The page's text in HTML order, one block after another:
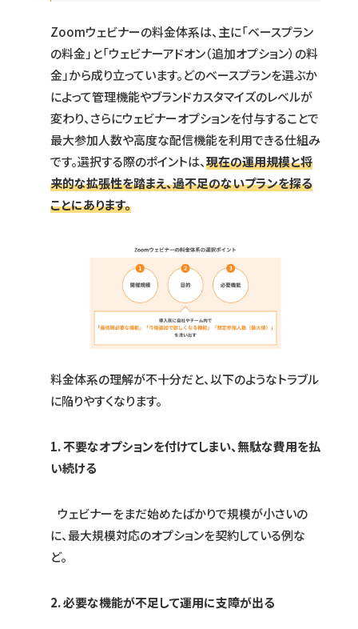
Zoomウェビナーの料金体系は、主に「ベースプラン
の料金」と「ウェビナーアドオン（追加オプション）の料
金」から成り立っています。どのベースプランを選ぶか
によって管理機能やブランドカスタマイズのレベルが
変わり、さらにウェビナーオプションを付与することで
最大参加人数や高度な配信機能を利用できる仕組み
です。選択する際のポイントは、現在の運用規模と将
来的な拡張性を踏まえ、過不足のないプランを探る
ことにあります。
料金体系の理解が不十分だと、以下のようなトラブル
に陥りやすくなります。
1. 不要なオプションを付けてしまい、無駄な費用を払
い続ける
ウェビナーをまだ始めたばかりで規模が小さいの
に、最大規模対応のオプションを契約している例な
ど。
2. 必要な機能が不足して運用に支障が出る